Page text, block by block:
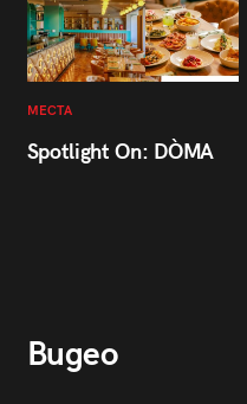
МЕСТА
Spotlight On: DÒMA
Видео